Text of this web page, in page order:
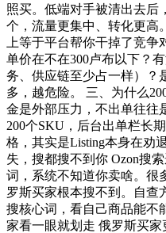
照买。低端对手被清出去后
个，流量更集中、转化更高
上等于平台帮你干掉了竞
单价在不在300卢布以下？
务、供应链至少占一样）？
多，越危险。 三、为什么
金是外部压力，不出单往往
200个SKU，后台出单栏长
格，其实是Listing本身在劝
失，搜都搜不到你 Ozon搜
词，系统不知道你卖啥。很
罗斯买家根本搜不到。自查
搜核心词，看自己商品能不
家看一眼就划走 俄罗斯买